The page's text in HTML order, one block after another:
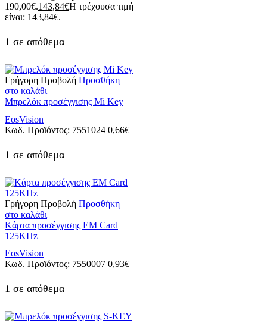
190,00€.143,84€Η τρέχουσα τιμή
είναι: 143,84€.
1 σε απόθεμα
Γρήγορη Προβολή Προσθήκη
στο καλάθι
Μπρελόκ προσέγγισης Mi Key
EosVision
Κωδ. Προϊόντος: 7551024 0,66€
1 σε απόθεμα
Γρήγορη Προβολή Προσθήκη
στο καλάθι
Kάρτα προσέγγισης EM Card
125KHz
EosVision
Κωδ. Προϊόντος: 7550007 0,93€
1 σε απόθεμα